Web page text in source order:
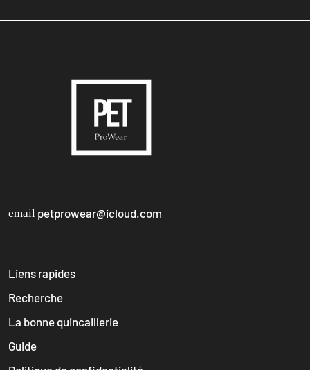
email petprowear@icloud.com
Liens rapides
Recherche
La bonne quincaillerie
Guide